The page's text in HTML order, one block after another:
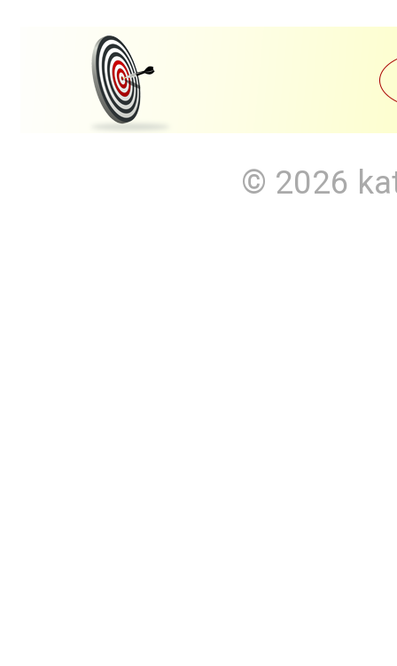
© 2026